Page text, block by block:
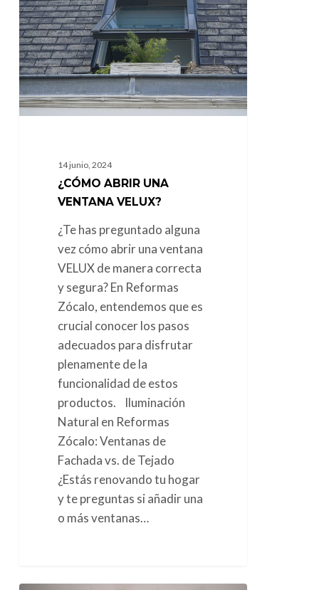
una
Ventana
Velux?
14 junio, 2024
¿CÓMO ABRIR UNA
VENTANA VELUX?
¿Te has preguntado alguna
vez cómo abrir una ventana
VELUX de manera correcta
y segura? En Reformas
Zócalo, entendemos que es
crucial conocer los pasos
adecuados para disfrutar
plenamente de la
funcionalidad de estos
productos. Iluminación
Natural en Reformas
Zócalo: Ventanas de
Fachada vs. de Tejado
¿Estás renovando tu hogar
y te preguntas si añadir una
o más ventanas…